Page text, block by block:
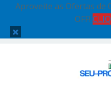
Aproveite as Ofertas de
OFF!